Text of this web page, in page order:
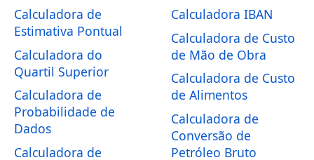
Calculadora de
Estimativa Pontual
Calculadora do
Quartil Superior
Calculadora de
Probabilidade de
Dados
Calculadora de
Calculadora IBAN
Calculadora de Custo
de Mão de Obra
Calculadora de Custo
de Alimentos
Calculadora de
Conversão de
Petróleo Bruto